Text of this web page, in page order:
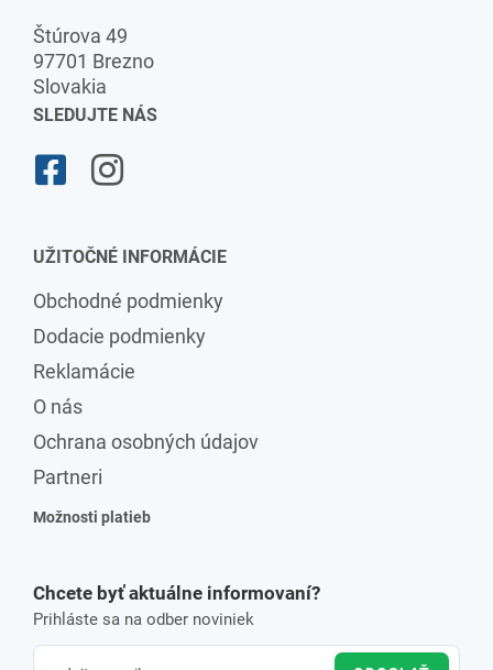
Štúrova 49
97701 Brezno
Slovakia
SLEDUJTE NÁS
UŽITOČNÉ INFORMÁCIE
Obchodné podmienky
Dodacie podmienky
Reklamácie
O nás
Ochrana osobných údajov
Partneri
Možnosti platieb
Chcete byť aktuálne informovaní?
Prihláste sa na odber noviniek